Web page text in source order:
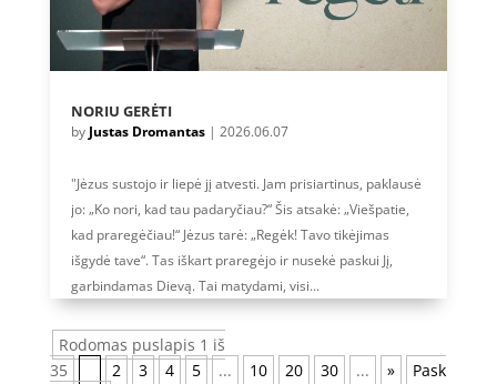
NORIU GERĖTI
by Justas Dromantas| 2026.06.07
"Jėzus sustojo ir liepė jį atvesti. Jam prisiartinus, paklausė
jo: „Ko nori, kad tau padaryčiau?“ Šis atsakė: „Viešpatie,
kad praregėčiau!“ Jėzus tarė: „Regėk! Tavo tikėjimas
išgydė tave“. Tas iškart praregėjo ir nusekė paskui Jį,
garbindamas Dievą. Tai matydami, visi...
Rodomas puslapis 1 iš
35
2 3 4 5 ... 10 20 30 ... »
Pask